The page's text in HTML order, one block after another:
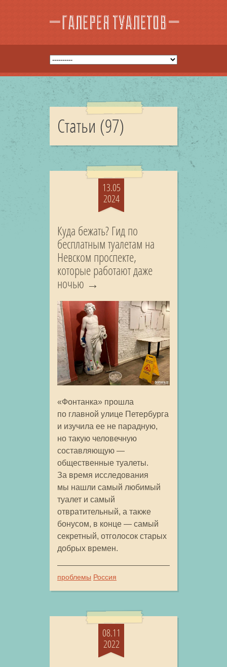
Статьи (97)
13.05
2024
Куда бежать? Гид по
бесплатным туалетам на
Невском проспекте,
которые работают даже
ночью
«Фонтанка» прошла
по главной улице Петербурга
и изучила ее не парадную,
но такую человечную
составляющую —
общественные туалеты.
За время исследования
мы нашли самый любимый
туалет и самый
отвратительный, а также
бонусом, в конце — самый
секретный, отголосок старых
добрых времен.
проблемы Россия
08.11
2022